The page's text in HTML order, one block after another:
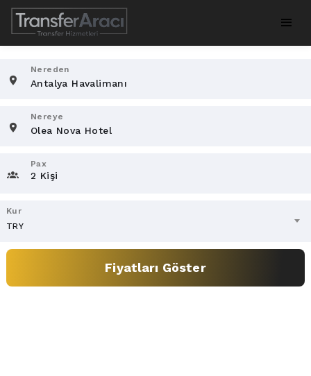
Nereden
Nereye
Pax
2 Kişi
Kur
TRY
Fiyatları Göster